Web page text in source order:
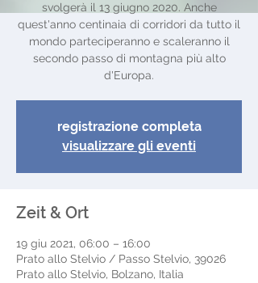
svolgerà il 13 giugno 2020. Anche
quest'anno centinaia di corridori da tutto il
mondo parteciperanno e scaleranno il
secondo passo di montagna più alto
d'Europa.
registrazione completa
visualizzare gli eventi
Zeit & Ort
19 giu 2021, 06:00 – 16:00
Prato allo Stelvio / Passo Stelvio, 39026
Prato allo Stelvio, Bolzano, Italia